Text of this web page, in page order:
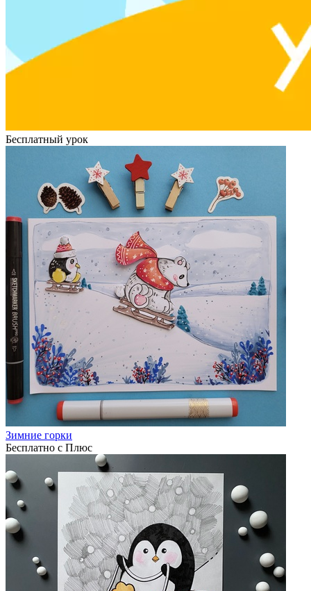
Бесплатный урок
Зимние горки
Бесплатно с Плюс